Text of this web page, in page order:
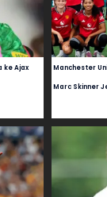
ke Ajax Manchester
Marc Skinner